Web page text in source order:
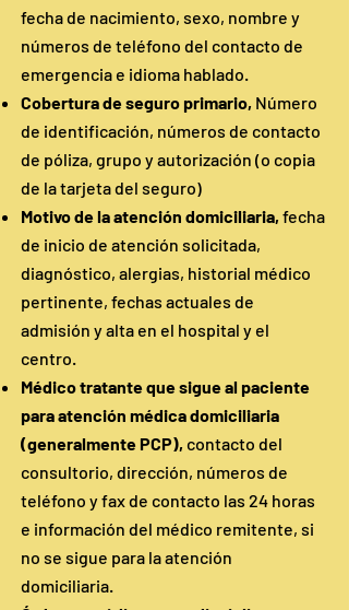
fecha de nacimiento, sexo, nombre y
números de teléfono del contacto de
emergencia e idioma hablado.
Cobertura de seguro primario, Número
de identificación, números de contacto
de póliza, grupo y autorización (o copia
de la tarjeta del seguro)
Motivo de la atención domiciliaria, fecha
de inicio de atención solicitada,
diagnóstico, alergias, historial médico
pertinente, fechas actuales de
admisión y alta en el hospital y el
centro.
Médico tratante que sigue al paciente
para atención médica domiciliaria
(generalmente PCP), contacto del
consultorio, dirección, números de
teléfono y fax de contacto las 24 horas
e información del médico remitente, si
no se sigue para la atención
domiciliaria.